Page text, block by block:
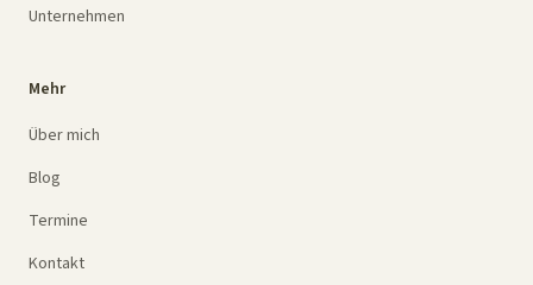
Unternehmen
Mehr
Über mich
Blog
Termine
Kontakt